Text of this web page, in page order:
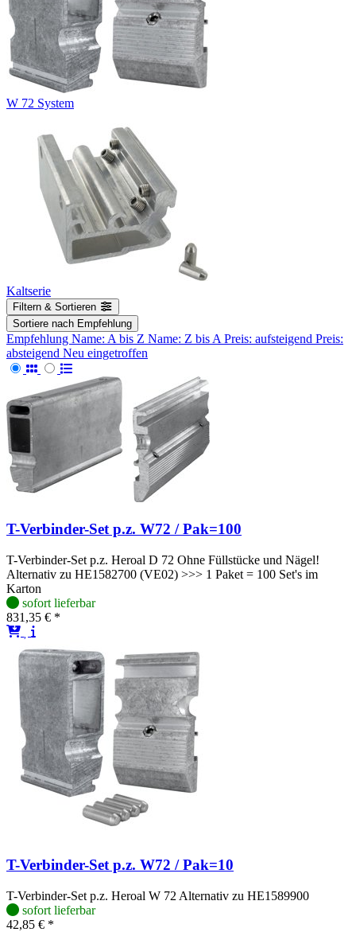
W 72 System
Kaltserie
Filtern & Sortieren
Sortiere nach Empfehlung
Empfehlung Name: A bis Z Name: Z bis A Preis: aufsteigend Preis:
absteigend Neu eingetroffen
T-Verbinder-Set p.z. W72 / Pak=100
T-Verbinder-Set p.z. Heroal D 72 Ohne Füllstücke und Nägel!
Alternativ zu HE1582700 (VE02) >>> 1 Paket = 100 Set's im
Karton
sofort lieferbar
831,35 € *
T-Verbinder-Set p.z. W72 / Pak=10
T-Verbinder-Set p.z. Heroal W 72 Alternativ zu HE1589900
sofort lieferbar
42,85 € *